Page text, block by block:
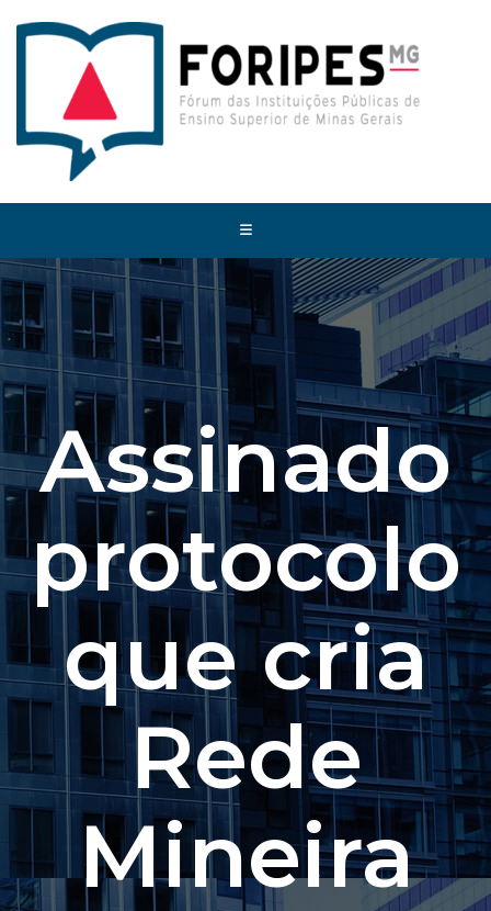
Assinado
protocolo
que cria
Rede
Mineira